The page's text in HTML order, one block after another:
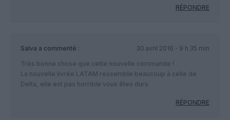
RÉPONDRE
Salva a commenté :
30 avril 2016 - 9 h 35 min
Très bonne chose que cette nouvelle commande !
La nouvelle livrée LATAM ressemble beaucoup à celle de
Delta, elle est pas horrible vous êtes durs
RÉPONDRE